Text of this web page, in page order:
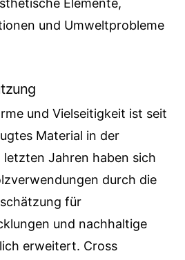
Elemente,
und Umweltprobleme
und Vielseitigkeit ist seit
Material in der
Jahren haben sich
durch die
für
und nachhaltige
erweitert. Cross